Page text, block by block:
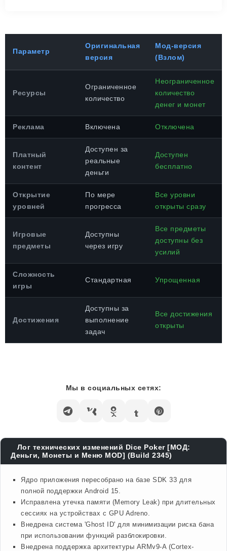
Параметр
Оригинальная
версия
Мод-версия
(Взлом)
Ресурсы
Ограниченное
количество
Неограниченное
количество
денег и монет
Реклама Включена Отключена
Платный
контент
Доступен за
реальные
деньги
Доступен
бесплатно
Открытие
уровней
По мере
прогресса
Все уровни
открыты сразу
Игровые
предметы
Доступны
через игру
Все предметы
доступны без
усилий
Сложность
игры
Стандартная Упрощенная
Достижения
Доступны за
выполнение
задач
Все достижения
открыты
Мы в социальных сетях:
Лог технических изменений Dice Poker [МОД:
Деньги, Монеты и Меню MOD] (Build 2345)
Ядро приложения пересобрано на базе SDK 33 для
полной поддержки Android 15.
Исправлена утечка памяти (Memory Leak) при длительных
сессиях на устройствах с GPU Adreno.
Внедрена система 'Ghost ID' для минимизации риска бана
при использовании функций разблокировки.
Внедрена поддержка архитектуры ARMv9-A (Cortex-